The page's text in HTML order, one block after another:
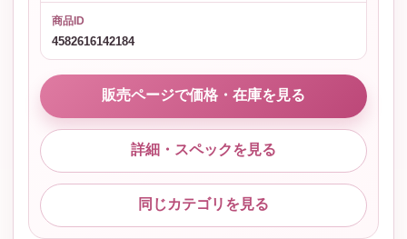
商品ID
4582616142184
販売ページで価格・在庫を見る
詳細・スペックを見る
同じカテゴリを見る